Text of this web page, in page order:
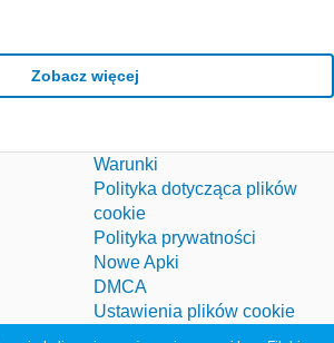
Zobacz więcej
Warunki
Polityka dotycząca plików
cookie
Polityka prywatności
Nowe Apki
DMCA
Ustawienia plików cookie